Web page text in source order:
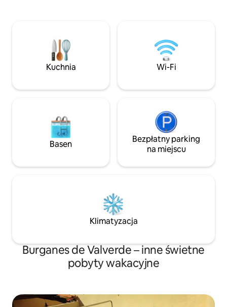
ciepła woda. W pobliżu znajduje się
doskonała restauracja „Lera” z gwiazdką
Michelina. Kort do paddle tennis 100
metrów od hotelu i publiczny basen
Kuchnia Wi-Fi
Basen
Bezpłatny parking
na miejscu
Klimatyzacja
Burganes de Valverde – inne świetne
pobyty wakacyjne